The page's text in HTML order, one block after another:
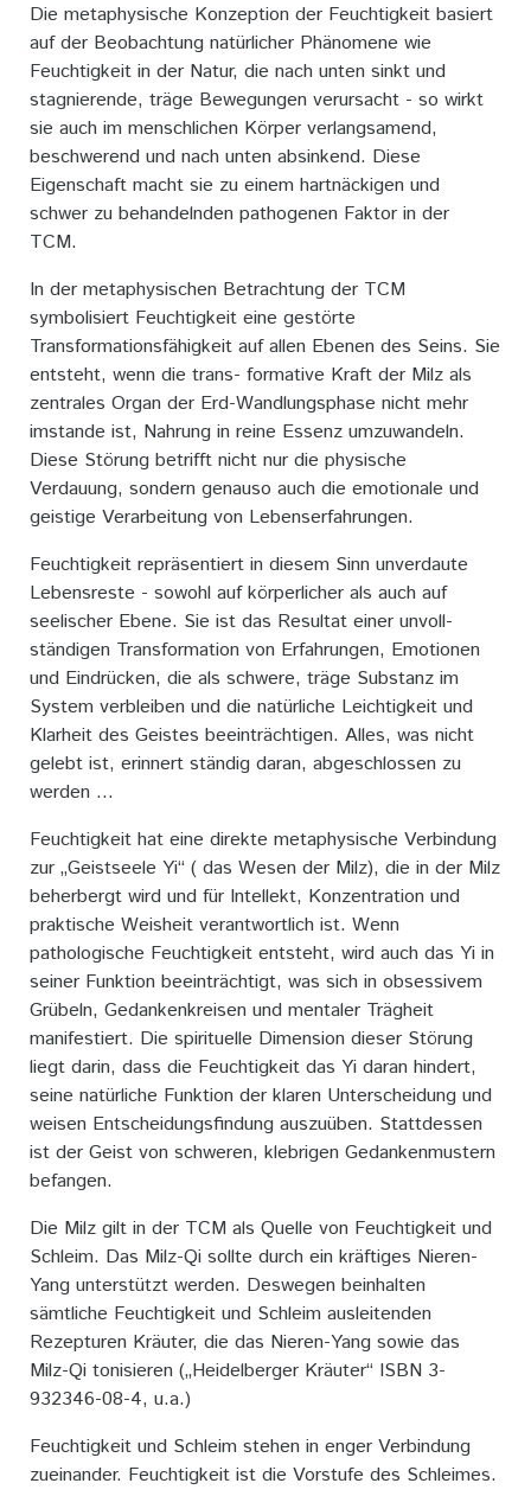
Die metaphysische Konzeption der Feuchtigkeit basiert
auf der Beobachtung natürlicher Phänomene wie
Feuchtigkeit in der Natur, die nach unten sinkt und
stagnierende, träge Bewegungen verursacht - so wirkt
sie auch im menschlichen Körper verlangsamend,
beschwerend und nach unten absinkend. Diese
Eigenschaft macht sie zu einem hartnäckigen und
schwer zu behandelnden pathogenen Faktor in der
TCM.
In der metaphysischen Betrachtung der TCM
symbolisiert Feuchtigkeit eine gestörte
Transformationsfähigkeit auf allen Ebenen des Seins. Sie
entsteht, wenn die trans- formative Kraft der Milz als
zentrales Organ der Erd-Wandlungsphase nicht mehr
imstande ist, Nahrung in reine Essenz umzuwandeln.
Diese Störung betrifft nicht nur die physische
Verdauung, sondern genauso auch die emotionale und
geistige Verarbeitung von Lebenserfahrungen.
Feuchtigkeit repräsentiert in diesem Sinn unverdaute
Lebensreste - sowohl auf körperlicher als auch auf
seelischer Ebene. Sie ist das Resultat einer unvoll-
ständigen Transformation von Erfahrungen, Emotionen
und Eindrücken, die als schwere, träge Substanz im
System verbleiben und die natürliche Leichtigkeit und
Klarheit des Geistes beeinträchtigen. Alles, was nicht
gelebt ist, erinnert ständig daran, abgeschlossen zu
werden ...
Feuchtigkeit hat eine direkte metaphysische Verbindung
zur „Geistseele Yi“ ( das Wesen der Milz), die in der Milz
beherbergt wird und für Intellekt, Konzentration und
praktische Weisheit verantwortlich ist. Wenn
pathologische Feuchtigkeit entsteht, wird auch das Yi in
seiner Funktion beeinträchtigt, was sich in obsessivem
Grübeln, Gedankenkreisen und mentaler Trägheit
manifestiert. Die spirituelle Dimension dieser Störung
liegt darin, dass die Feuchtigkeit das Yi daran hindert,
seine natürliche Funktion der klaren Unterscheidung und
weisen Entscheidungsfindung auszuüben. Stattdessen
ist der Geist von schweren, klebrigen Gedankenmustern
befangen.
Die Milz gilt in der TCM als Quelle von Feuchtigkeit und
Schleim. Das Milz-Qi sollte durch ein kräftiges Nieren-
Yang unterstützt werden. Deswegen beinhalten
sämtliche Feuchtigkeit und Schleim ausleitenden
Rezepturen Kräuter, die das Nieren-Yang sowie das
Milz-Qi tonisieren („Heidelberger Kräuter“ ISBN 3-
932346-08-4, u.a.)
Feuchtigkeit und Schleim stehen in enger Verbindung
zueinander. Feuchtigkeit ist die Vorstufe des Schleimes.